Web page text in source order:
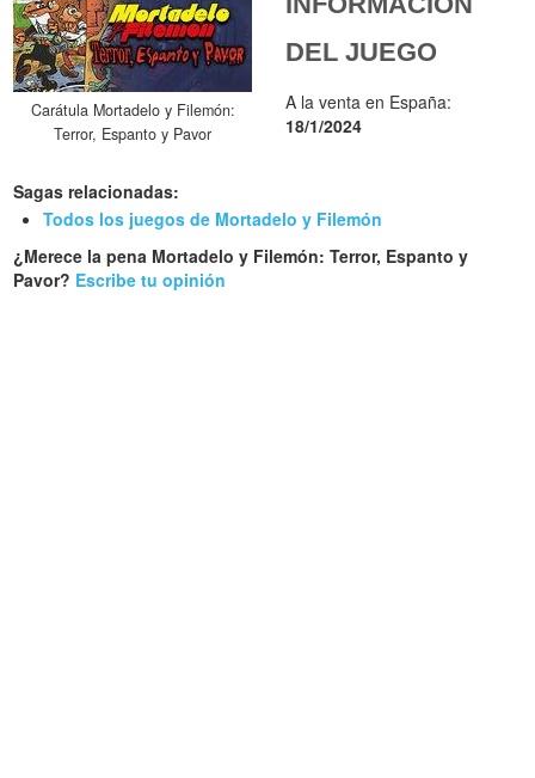
Carátula Mortadelo y Filemón:
Terror, Espanto y Pavor
DEL JUEGO
A la venta en España:
18/1/2024
Sagas relacionadas:
Todos los juegos de Mortadelo y Filemón
¿Merece la pena Mortadelo y Filemón: Terror, Espanto y
Pavor? Escribe tu opinión